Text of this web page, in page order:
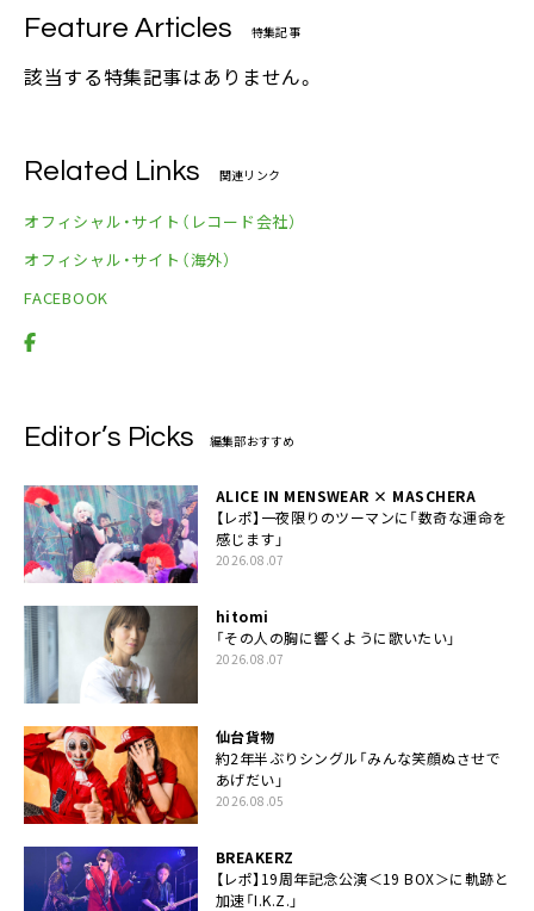
Feature Articles 特集記事
該当する特集記事はありません。
Related Links 関連リンク
オフィシャル・サイト（レコード会社）
オフィシャル・サイト（海外）
FACEBOOK
Editor’s Picks 編集部おすすめ
ALICE IN MENSWEAR × MASCHERA
【レポ】一夜限りのツーマンに「数奇な運命を
感じます」
2026.08.07
hitomi
「その人の胸に響くように歌いたい」
2026.08.07
仙台貨物
約2年半ぶりシングル「みんな笑顔ぬさせで
あげだい」
2026.08.05
BREAKERZ
【レポ】19周年記念公演＜19 BOX＞に軌跡と
加速「I.K.Z.」